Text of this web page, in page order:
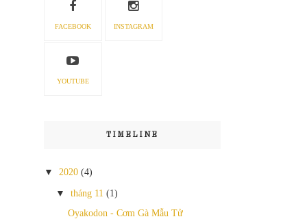
FACEBOOK INSTAGRAM
YOUTUBE
TIMELINE
▼ 2020 (4)
▼ tháng 11 (1)
Oyakodon - Cơm Gà Mẫu Tử